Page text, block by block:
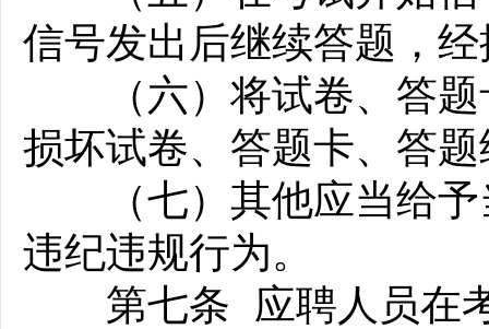
信号发出后继续答题，
（六）将试卷、答题
损坏试卷、答题卡、答
（七）其他应当给予
违纪违规行为。
第七条 应聘人员在考